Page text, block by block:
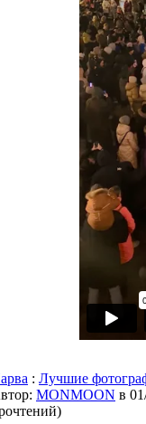
: Лучшие
MONMOON в
)